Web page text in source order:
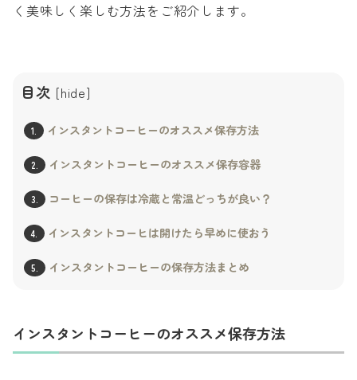
く美味しく楽しむ方法をご紹介します。
目次 [hide]
1. インスタントコーヒーのオススメ保存方法
2. インスタントコーヒーのオススメ保存容器
3. コーヒーの保存は冷蔵と常温どっちが良い？
4. インスタントコーヒは開けたら早めに使おう
5. インスタントコーヒーの保存方法まとめ
インスタントコーヒーのオススメ保存方法